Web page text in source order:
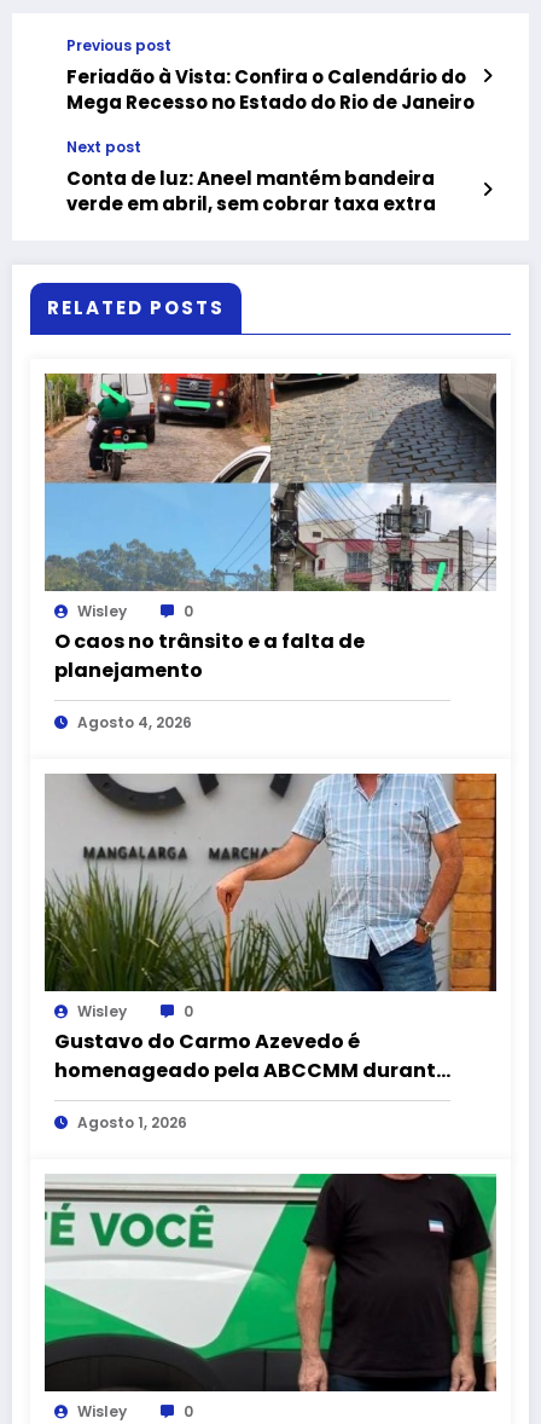
Previous post
Feriadão à Vista: Confira o Calendário do
Mega Recesso no Estado do Rio de Janeiro
Next post
Conta de luz: Aneel mantém bandeira
verde em abril, sem cobrar taxa extra
RELATED POSTS
Wisley 0
O caos no trânsito e a falta de
planejamento
Agosto 4, 2026
Wisley 0
Gustavo do Carmo Azevedo é
homenageado pela ABCCMM durante
a 43ª Exposição Nacional do
Mangalarga Marchador
Agosto 1, 2026
Wisley 0